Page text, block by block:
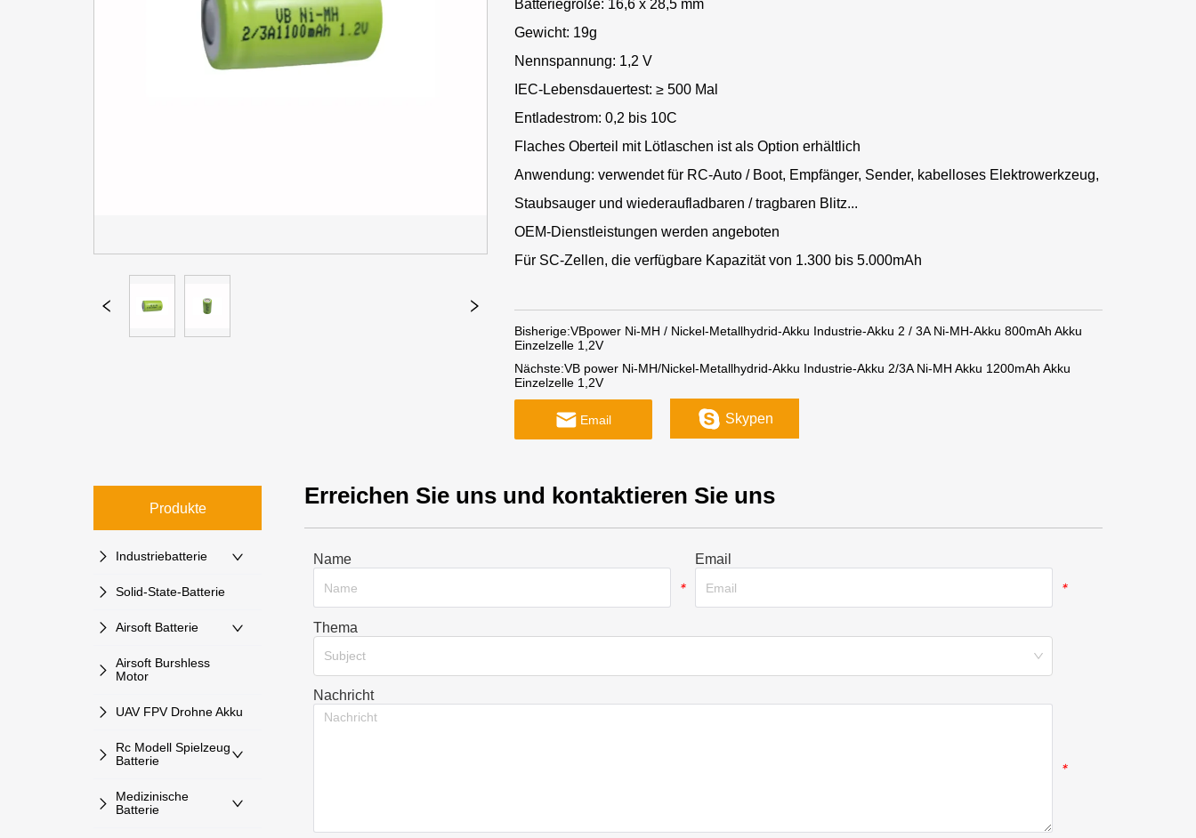
Batteriegröße: 16,6 x 28,5 mm
Gewicht: 19g
Nennspannung: 1,2 V
IEC-Lebensdauertest: ≥ 500 Mal
Entladestrom: 0,2 bis 10C
Flaches Oberteil mit Lötlaschen ist als Option erhältlich
Anwendung: verwendet für RC-Auto / Boot, Empfänger, Sender, kabelloses Elektrowerkzeug,
Staubsauger und wiederaufladbaren / tragbaren Blitz...
OEM-Dienstleistungen werden angeboten
Für SC-Zellen, die verfügbare Kapazität von 1.300 bis 5.000mAh
Bisherige:VBpower Ni-MH / Nickel-Metallhydrid-Akku Industrie-Akku 2 / 3A Ni-MH-Akku 800mAh Akku
Einzelzelle 1,2V
Nächste:VB power Ni-MH/Nickel-Metallhydrid-Akku Industrie-Akku 2/3A Ni-MH Akku 1200mAh Akku
Einzelzelle 1,2V
Email Skypen
Produkte
Industriebatterie
Solid-State-Batterie
Airsoft Batterie
Airsoft Burshless
Motor
UAV FPV Drohne Akku
Rc Modell Spielzeug
Batterie
Medizinische
Batterie
Erreichen Sie uns und kontaktieren Sie uns
Name
*
Email
*
Thema
Subject
Nachricht
*